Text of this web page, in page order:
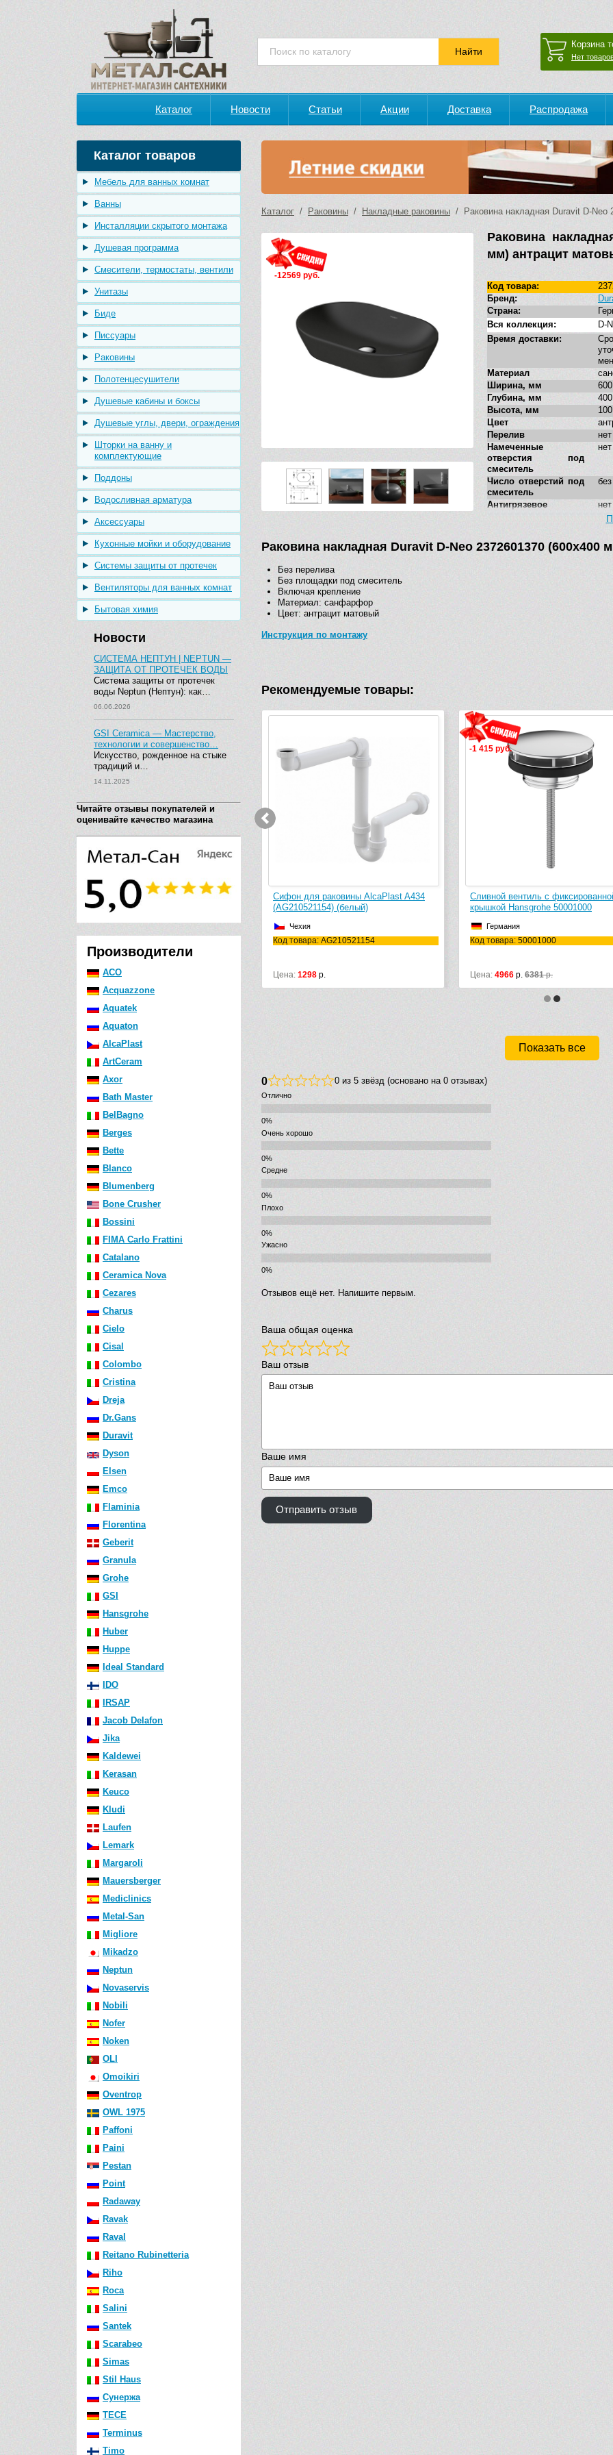
Корзина
Нет
Каталог Новости Статьи Акции Доставка Распродажа
Каталог товаров
Мебель для ванных комнат
Ванны
Инсталляции скрытого монтажа
Душевая программа
Смесители, термостаты, вентили
Унитазы
Биде
Писсуары
Раковины
Полотенцесушители
Душевые кабины и боксы
Душевые углы, двери, ограждения
Шторки на ванну и
комплектующие
Поддоны
Водосливная арматура
Аксессуары
Кухонные мойки и оборудование
Системы защиты от протечек
Вентиляторы для ванных комнат
Бытовая химия
Новости
СИСТЕМА НЕПТУН | NEPTUN —
ЗАЩИТА ОТ ПРОТЕЧЕК ВОДЫ
Система защиты от протечек
воды Neptun (Нептун): как…
06.06.2026
GSI Ceramica — Мастерство,
технологии и совершенство…
Искусство, рожденное на стыке
традиций и…
14.11.2025
Читайте отзывы покупателей и
оценивайте качество магазина
Производители
ACO
Acquazzone
Aquatek
Aquaton
AlcaPlast
ArtCeram
Axor
Bath Master
BelBagno
Berges
Bette
Blanco
Blumenberg
Bone Crusher
Bossini
FIMA Carlo Frattini
Catalano
Ceramica Nova
Cezares
Charus
Cielo
Cisal
Colombo
Cristina
Dreja
Dr.Gans
Duravit
Dyson
Elsen
Emco
Flaminia
Florentina
Geberit
Granula
Grohe
GSI
Hansgrohe
Huber
Huppe
Ideal Standard
IDO
IRSAP
Jacob Delafon
Jika
Kaldewei
Kerasan
Keuco
Kludi
Laufen
Lemark
Margaroli
Mauersberger
Mediclinics
Metal-San
Migliore
Mikadzo
Neptun
Novaservis
Nobili
Nofer
Noken
OLI
Omoikiri
Oventrop
OWL 1975
Paffoni
Paini
Pestan
Point
Radaway
Ravak
Raval
Reitano Rubinetteria
Riho
Roca
Salini
Santek
Scarabeo
Simas
Stil Haus
Сунержа
TECE
Terminus
Timo
Каталог / Раковины / Накладные раковины / Раковина накладная Duravit D-Neo
-12569 руб.
Раковина
мм) антрацит
Код товара:
Бренд:
Страна:
Вся коллекция:
D-
Время доставки:
Материал
Ширина, мм
600
Глубина, мм
400
Высота, мм
100
Цвет
Перелив
нет
Намеченные
отверстия под
смеситель
нет
Число отверстий под
смеситель
Антигрязевое
нет
Стилистика дизайна
Дополнительные
нет
Раковина накладная Duravit D-Neo 2372601370 (600х400
Без перелива
Без площадки под смеситель
Включая крепление
Материал: санфарфор
Цвет: антрацит матовый
Инструкция по монтажу
Рекомендуемые товары:
Сифон для раковины AlcaPlast A434
(AG210521154) (белый)
Цена:
-1 415 руб.
Сливной вентиль с фиксированной
крышкой Hansgrohe 50001000
Код товара: 50001000
Цена:
-5 138 руб.
Сифон Hansgrohe
(матовый черный)
Код товара: 52105670
Цена:13072
Показать все
0 0 из 5 звёзд (основано на 0 отзывах)
Отлично
Очень хорошо
Средне
Плохо
Ужасно
Отзывов ещё нет. Напишите первым.
Ваша общая оценка
Ваш отзыв
Ваше имя
Отправить отзыв